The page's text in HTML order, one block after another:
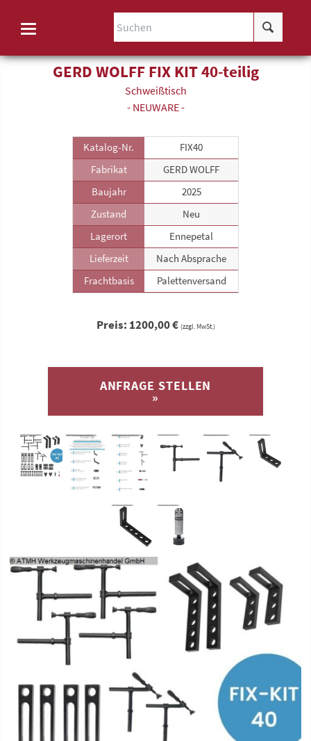
GERD WOLFF FIX KIT 40-teilig
Schweißtisch
- NEUWARE -
Katalog-Nr.
FIX40
Fabrikat
GERD WOLFF
Baujahr
2025
Zustand
Neu
Lagerort
Ennepetal
Lieferzeit
Nach Absprache
Frachtbasis
Palettenversand
Preis: 1200,00 € (zzgl. MwSt.)
ANFRAGE STELLEN
»